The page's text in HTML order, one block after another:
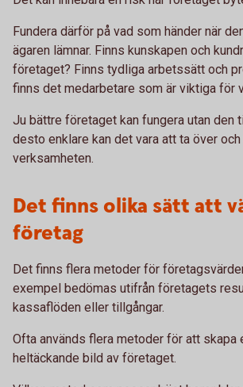
Fundera därför på vad som händer när
ägaren lämnar. Finns kunskapen och
företaget? Finns tydliga arbetssätt och
finns det medarbetare som är viktiga för
Ju bättre företaget kan fungera utan den
desto enklare kan det vara att ta över
verksamheten.
Det finns olika sätt att
företag
Det finns flera metoder för
exempel bedömas utifrån företagets
kassaflöden eller tillgångar.
Ofta används flera metoder för att skapa
heltäckande bild av företaget.